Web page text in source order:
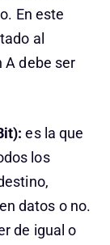
En este
al
A debe ser
es la que
los
datos o no.
de igual o